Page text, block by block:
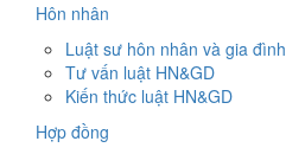
Hôn nhân
Luật sư hôn nhân và gia đình
Tư vấn luật HN&GD
Kiến thức luật HN&GD
Hợp đồng